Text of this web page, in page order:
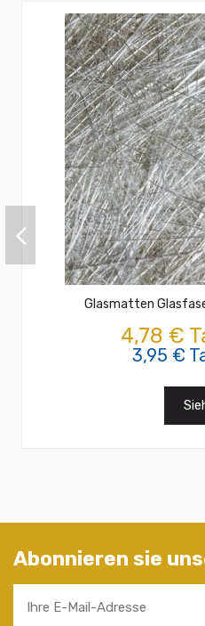
Glasmatten
4,78 €
3,95 €
Abonnieren sie